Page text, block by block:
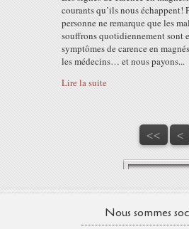
courants qu’ils nous échappent!
personne ne remarque que les
souffrons quotidiennement sont
symptômes de carence en
les médecins… et nous payons...
Lire la suite
<< <
Nous sommes